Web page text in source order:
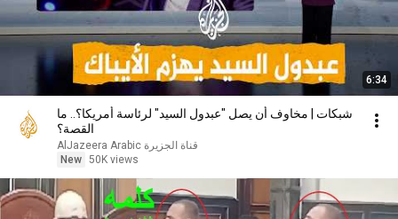
6:34
شبكات | مخاوف أن يصل "عبدول السيد" لرئاسة أمريكا؟.. ما
القصة؟
AlJazeera Arabic قناة الجزيرة
New 50K views